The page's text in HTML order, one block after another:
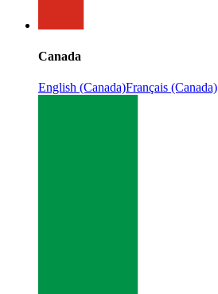
Canada
English (Canada)Français (Canada)